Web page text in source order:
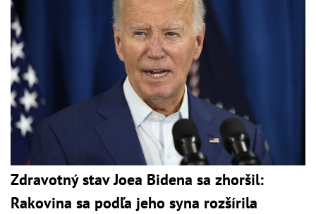
Zdravotný stav Joea Bidena sa zhoršil:
Rakovina sa podľa jeho syna rozšírila